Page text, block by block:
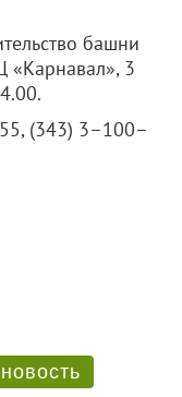
башни
«Карнавал», 3
(343) 3–100–